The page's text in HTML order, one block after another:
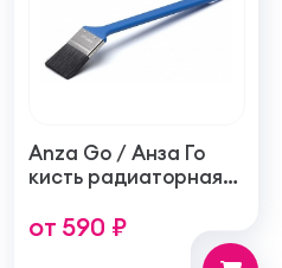
Anza Go / Анза Го
кисть радиаторная
длинная
от 590 ₽